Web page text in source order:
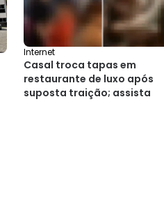
Internet
Casal troca tapas em
restaurante de luxo após
suposta traição; assista